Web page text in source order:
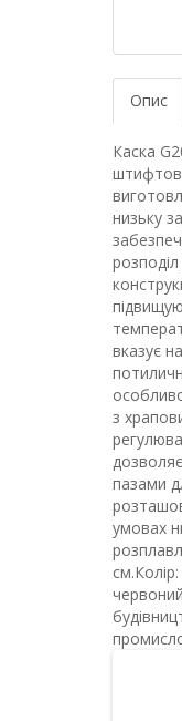
Опис
Каска
низьку
вказує
з
пазами
умовах